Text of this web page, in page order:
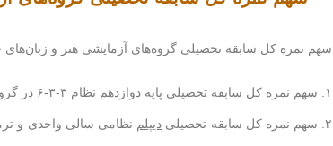
سهم نمره کل سابقه تحصیلی گروه‌های آزمایشی هنر و
۱. سهم نمره کل سابقه تحصیلی پایه دوازدهم نظام ۳-۳-۶ در گروه های آزمایشی هنر و زبان های خارجی کنکور ۱۴۰۲ به میزان ۲۸ درصد به صورت قطعی است.
۲. سهم نمره کل سابقه تحصیلی دیپلم